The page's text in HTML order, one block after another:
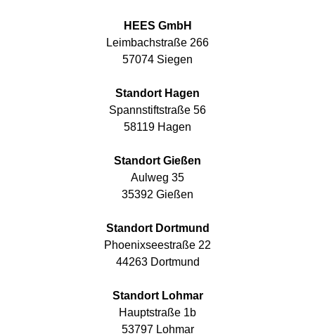
HEES GmbH
Leimbachstraße 266
57074 Siegen
Standort Hagen
Spannstiftstraße 56
58119 Hagen
Standort Gießen
Aulweg 35
35392 Gießen
Standort Dortmund
Phoenixseestraße 22
44263 Dortmund
Standort Lohmar
Hauptstraße 1b
53797 Lohmar